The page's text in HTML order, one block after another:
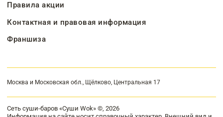
Правила акции
Контактная и правовая информация
Франшиза
Москва и Московская обл., Щёлково, Центральная 17
Сеть суши-баров «Суши Wok» ©, 2026